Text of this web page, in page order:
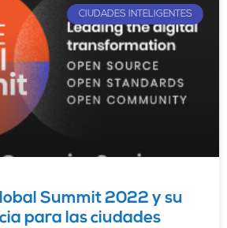
CIUDADES INTELIGENTES
Summit 2022 y su
para las ciudades